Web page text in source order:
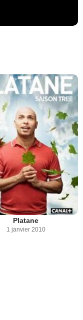
Platane
1 janvier 2010